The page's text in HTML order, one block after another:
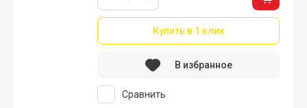
Купить в 1 клик
Сравнить
В избранное